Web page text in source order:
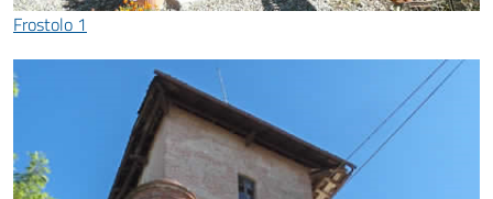
Frostolo 1